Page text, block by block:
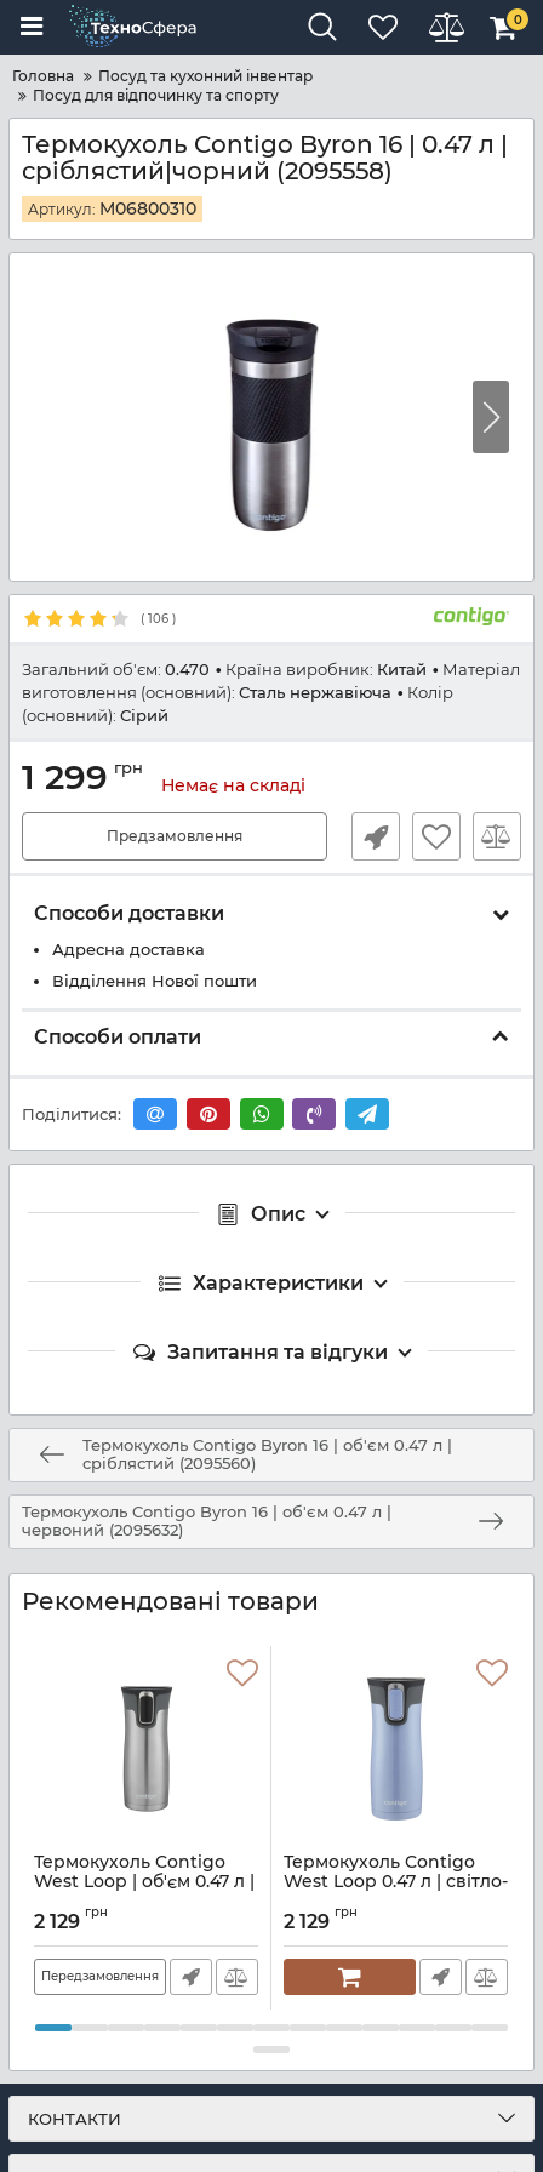
0
Головна
Посуд та кухонний інвентар
Посуд для відпочинку та спорту
Термокухоль Contigo Byron 16 | 0.47 л |
сріблястий|чорний (2095558)
Артикул: M06800310
( 106 )
Загальний об'єм: 0.470 Країна виробник: Китай
Матеріал
виготовлення (основний): Сталь нержавіюча
Колір
(основний): Сірий
1 299 грн
Немає на складі
Предзамовлення
Способи доставки
Адресна доставка
Відділення Нової пошти
Способи оплати
Поділитися:
Опис
Характеристики
Запитання та відгуки
Термокухоль Contigo Byron 16 | об'єм 0.47 л |
сріблястий (2095560)
Термокухоль Contigo Byron 16 | об'єм 0.47 л |
червоний (2095632)
Рекомендовані товари
Термокухоль Contigo
West Loop | об'єм 0.47 л |
Артикул:
2 129 грн
Передзамовлення
Термокухоль Contigo
West Loop 0.47 л | світло-
Артикул:
2 129 грн
КОНТАКТИ